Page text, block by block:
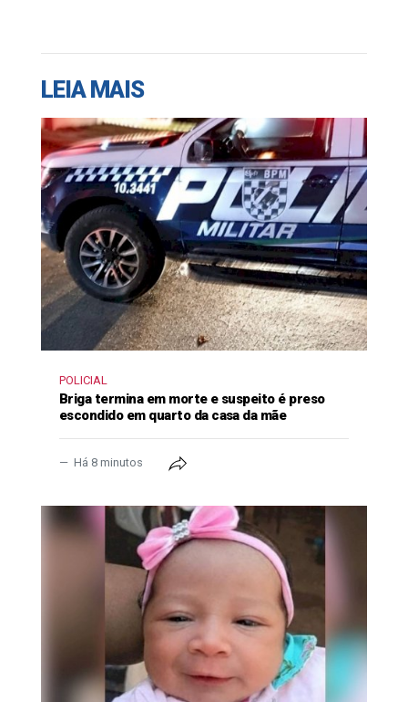
LEIA MAIS
POLICIAL
Briga termina em morte e suspeito é preso
escondido em quarto da casa da mãe
Há 8 minutos